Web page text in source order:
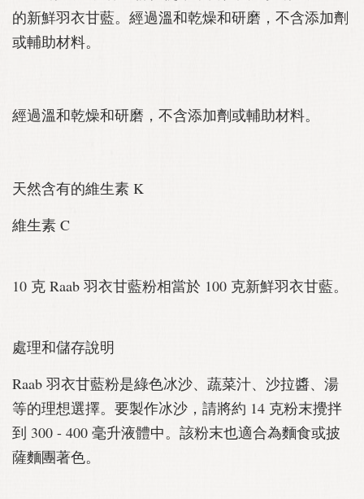
的新鮮羽衣甘藍。經過溫和乾燥和研磨，不含添加劑
或輔助材料。
經過溫和乾燥和研磨，不含添加劑或輔助材料。
天然含有的維生素 K
維生素 C
10 克 Raab 羽衣甘藍粉相當於 100 克新鮮羽衣甘藍。
處理和儲存說明
Raab 羽衣甘藍粉是綠色冰沙、蔬菜汁、沙拉醬、湯
等的理想選擇。要製作冰沙，請將約 14 克粉末攪拌
到 300 - 400 毫升液體中。該粉末也適合為麵食或披
薩麵團著色。